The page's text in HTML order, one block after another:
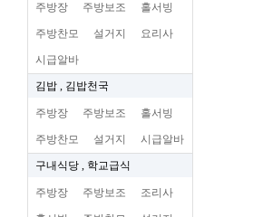
주방장 주방보조 홀서빙
주방찬모 설거지 요리사
시급알바
김밥 , 김밥천국
주방장 주방보조 홀서빙
주방찬모 설거지 시급알바
구내식당 , 학교급식
주방장 주방보조 조리사